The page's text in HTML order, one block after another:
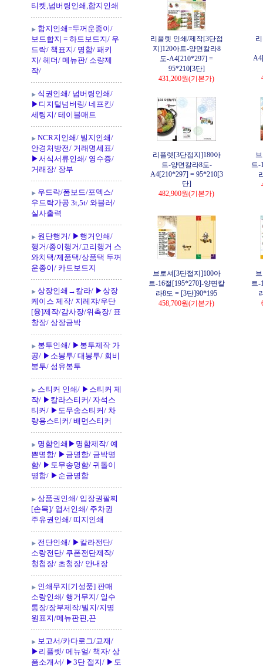
티켓,넘버링인쇄,합지인쇄
합지인쇄=두꺼운종이/
보드합지 = 하드보드지/ 우
드락/ 책표지/ 명함/ 패키
지/ 헤더/ 메뉴판/ 소량제
작/
식권인쇄/ 넘버링인쇄/
▶디지털넘버링/ 네프킨/
세팅지/ 테이블매트
NCR지인쇄/ 빌지인쇄/
안경처방전/ 거래명세표/
▶서식서류인쇄/ 영수증/
거래장/ 장부
우드락/폼보드/포멕스/
우드락가공 3t,5t/ 와블러/
실사출력
원단행거/ ▶행거인쇄/
행거/종이행거/고리행거 스
와치택/제품택/상품택 두꺼
운종이/ 카드보드지
상장인쇄→칼라/ ▶상장
케이스 제작/ 지레쟈/우단
[융]제작/감사장/위촉장/ 표
창장/ 상장금박
봉투인쇄/ ▶봉투제작 가
공/ ▶소봉투/ 대봉투/ 회비
봉투/ 섬유봉투
스티커 인쇄/ ▶스티커 제
작/ ▶칼라스티커/ 자석스
티커/ ▶도무송스티커/ 차
량용스티커/ 배면스티커
명함인쇄▶명함제작/ 예
쁜명함/ ▶금명함/ 금박명
함/ ▶도무송명함/ 귀돌이
명함/ ▶순금명함
상품권인쇄/ 입장권팔찌
[손목]/ 엽서인쇄/ 주차권
주유권인쇄/ 띠지인쇄
전단인쇄/ ▶칼라전단/
소량전단/ 쿠폰전단제작/
청첩장/ 초청장/ 안내장
인쇄무지[기성품] 판매
소량인쇄/ 행거무지/ 일수
통장/장부제작/빌지/지명
원표지/메뉴판핀,끈
보고서/카다로그/교재/
▶리플렛/ 메뉴얼/ 책자/ 상
품소개서/ ▶3단 접지/ ▶도
리플렛 인쇄/제작[3단접
지]120아트-양면칼라8
도-A4[210*297] =
95*210[3단]
431,200원(기본가)
리플렛[3단접지]180아
트-양면칼라8도-
A4[210*297] = 95*210[3
단]
482,900원(기본가)
트-
브로셔[3단접지]100아
트-16절[195*270]-양면칼
라8도 = [3단]90*195
458,700원(기본가)
트-